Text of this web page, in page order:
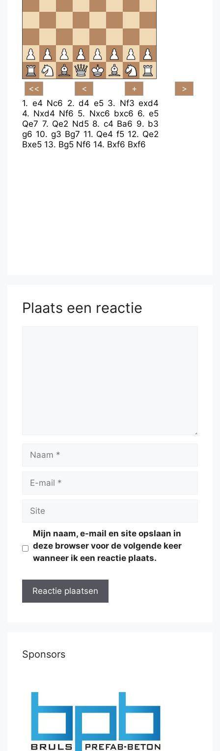
1. e4 Nc6 2. d4 e5 3. Nf3 exd4
4. Nxd4 Nf6 5. Nxc6 bxc6 6.e5
Qe7 7. Qe2 Nd5 8. c4 Ba6 9. b3
g6 10. g3 Bg7 11. Qe4 f5 12. Qe2
Bxe5 13. Bg5 Nf6 14. Bxf6 Bxf6
Plaats een reactie
Naam
Site
Mijn naam, e-mail en site opslaan in
deze browser voor de volgende keer
wanneer ik een reactie plaats.
Sponsors